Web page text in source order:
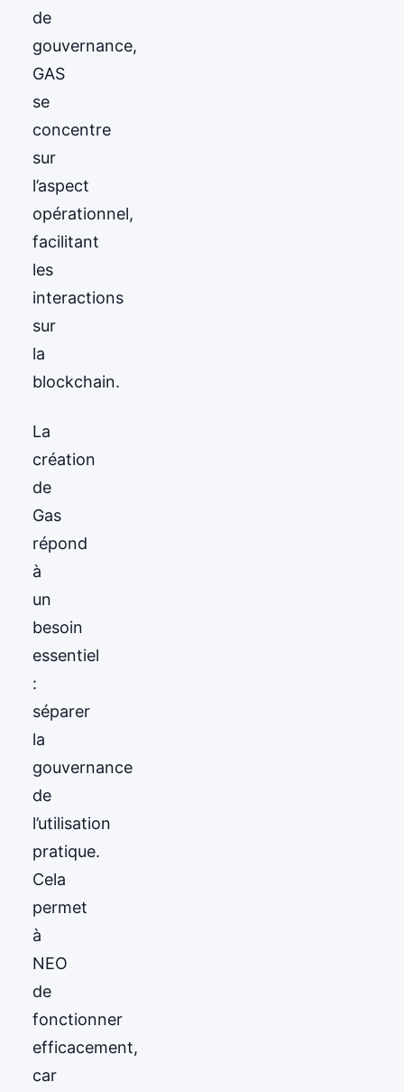
de
gouvernance,
GAS
se
concentre
sur
l’aspect
opérationnel,
facilitant
les
interactions
sur
la
blockchain.
La
création
de
Gas
répond
à
un
besoin
essentiel
:
séparer
la
gouvernance
de
l’utilisation
pratique.
Cela
permet
à
NEO
de
fonctionner
efficacement,
car